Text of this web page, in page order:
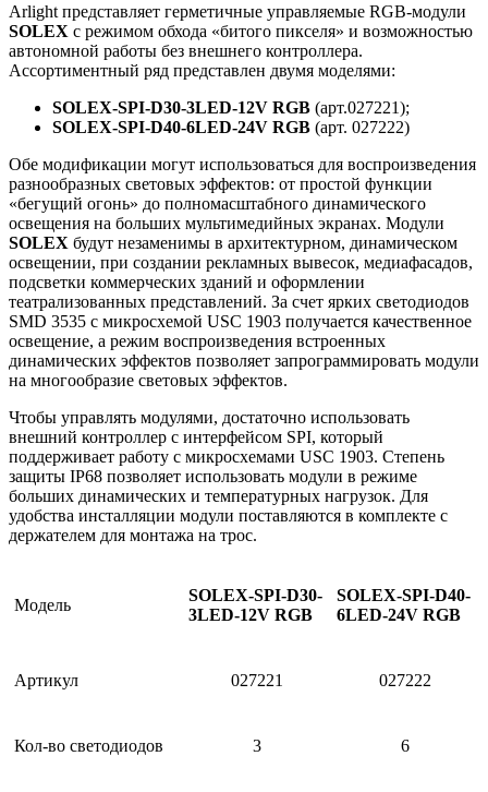
Arlight представляет герметичные управляемые RGB-модули
SOLEX с режимом обхода «битого пикселя» и возможностью
автономной работы без внешнего контроллера.
Ассортиментный ряд представлен двумя моделями:
SOLEX-SPI-D30-3LED-12V RGB (арт.027221);
SOLEX-SPI-D40-6LED-24V RGB (арт. 027222)
Обе модификации могут использоваться для воспроизведения
разнообразных световых эффектов: от простой функции
«бегущий огонь» до полномасштабного динамического
освещения на больших мультимедийных экранах. Модули
SOLEX будут незаменимы в архитектурном, динамическом
освещении, при создании рекламных вывесок, медиафасадов,
подсветки коммерческих зданий и оформлении
театрализованных представлений. За счет ярких светодиодов
SMD 3535 с микросхемой USC 1903 получается качественное
освещение, а режим воспроизведения встроенных
динамических эффектов позволяет запрограммировать модули
на многообразие световых эффектов.
Чтобы управлять модулями, достаточно использовать
внешний контроллер с интерфейсом SPI, который
поддерживает работу с микросхемами USC 1903. Степень
защиты IP68 позволяет использовать модули в режиме
больших динамических и температурных нагрузок. Для
удобства инсталляции модули поставляются в комплекте с
держателем для монтажа на трос.
Модель
SOLEX-SPI-D30-
3LED-12V RGB
SOLEX-SPI-D40-
6LED-24V RGB
Артикул 027221 027222
Кол-во светодиодов 3 6